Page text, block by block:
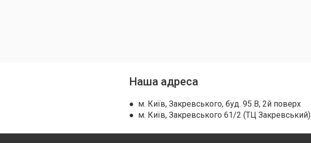
Наша адреса
● м. Київ, Закревського, буд. 95 В, 2й поверх
● м. Київ, Закревського 61/2 (ТЦ Закревський)